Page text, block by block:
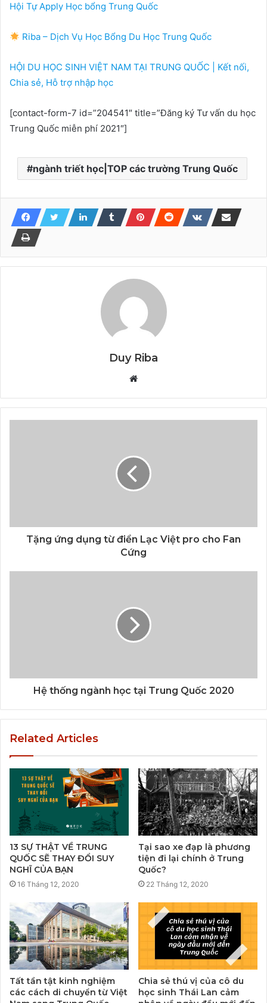
Hội Tự Apply Học bổng Trung Quốc
Riba – Dịch Vụ Học Bổng Du Học Trung Quốc
HỘI DU HỌC SINH VIỆT NAM TẠI TRUNG QUỐC | Kết nối,
Chia sẻ, Hỗ trợ nhập học
[contact-form-7 id=”204541″ title=”Đăng ký Tư vấn du học
Trung Quốc miễn phí 2021″]
ngành triết học|TOP các trường Trung Quốc
Duy Riba
Website
Tặng ứng dụng từ điển Lạc Việt pro cho Fan
Cứng
Hệ thống ngành học tại Trung Quốc 2020
Related Articles
13 SỰ THẬT VỀ TRUNG
QUỐC SẼ THAY ĐỔI SUY
NGHĨ CỦA BẠN
16 Tháng 12, 2020
Tại sao xe đạp là phương
tiện đi lại chính ở Trung
Quốc?
22 Tháng 12, 2020
Tất tần tật kinh nghiệm
các cách di chuyển từ Việt
Chia sẻ thú vị của cô du
học sinh Thái Lan cảm